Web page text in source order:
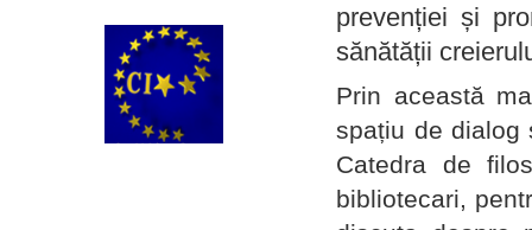
prevenției și
sănătății
Prin această
spațiu de dialog
Catedra de
bibliotecari,